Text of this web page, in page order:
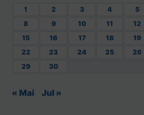
1 2 3 4 5
8
9 10 11 12
15
16 17 18 19
22
23 24 25 26
29
30
« Mai Jul »